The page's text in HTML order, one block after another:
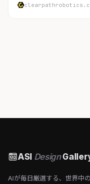
ASI Design
AIが毎日厳選する、世界中